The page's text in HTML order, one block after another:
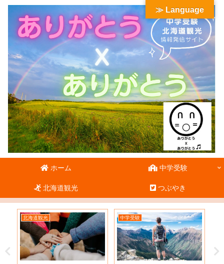
ホーム 中学受験
北海道観光 つぶやき
北海道観光 中学受験
≫ Language